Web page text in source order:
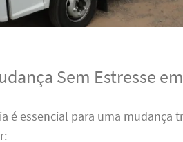
Sem Estresse
é essencial para uma mudança